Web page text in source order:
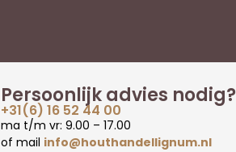
Persoonlijk advies nodig?
+31(6) 16 52 44 00
ma t/m vr: 9.00 – 17.00
of mail info@houthandellignum.nl